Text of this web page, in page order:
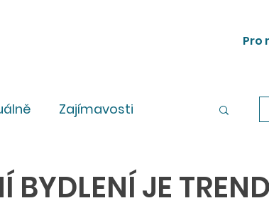
Pro
Zajímavosti
BYDLENÍ JE